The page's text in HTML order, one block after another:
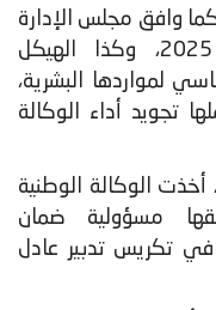
وافق مجلس الإدارة
على ميزانية الوكالة لسنة 2025، وكذا الهيكل
لمواردها البشرية،
تجويد أداء الوكالة
أخذت الوكالة الوطنية
مسؤولية ضمان
في تكريس تدبير عادل